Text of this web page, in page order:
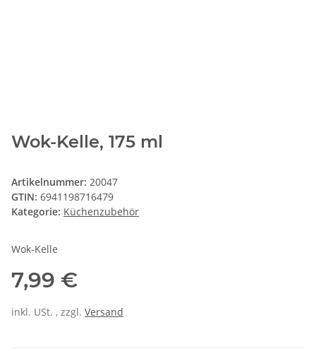
Wok-Kelle, 175 ml
Artikelnummer: 20047
GTIN: 6941198716479
Kategorie: Küchenzubehör
Wok-Kelle
7,99 €
inkl. USt. , zzgl. Versand